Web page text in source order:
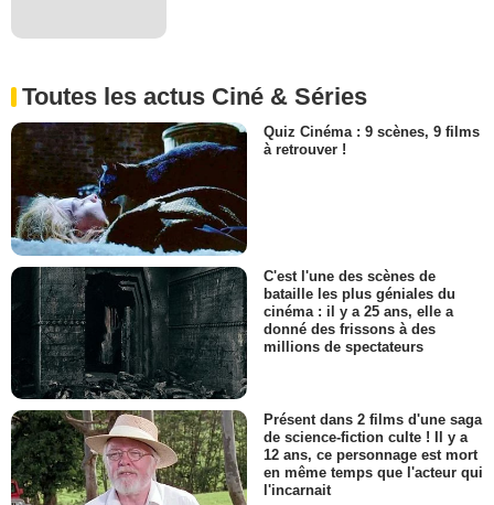
Toutes les actus Ciné & Séries
Quiz Cinéma : 9 scènes, 9 films
à retrouver !
C'est l'une des scènes de
bataille les plus géniales du
cinéma : il y a 25 ans, elle a
donné des frissons à des
millions de spectateurs
Présent dans 2 films d'une saga
de science-fiction culte ! Il y a
12 ans, ce personnage est mort
en même temps que l'acteur qui
l'incarnait